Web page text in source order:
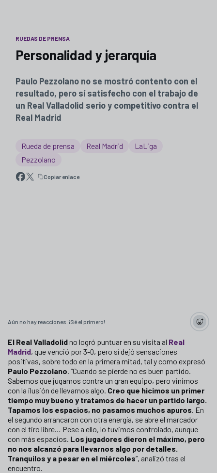
RUEDAS DE PRENSA
Personalidad y jerarquía
Paulo Pezzolano no se mostró contento con el
resultado, pero sí satisfecho con el trabajo de
un Real Valladolid serio y competitivo contra el
Real Madrid
Rueda de prensa Real Madrid
LaLiga
Pezzolano
Copiar enlace
Aún no hay reacciones. ¡Sé el primero!
El Real Valladolidno logró puntuar en su visita al Real
Madrid, que venció por 3-0, pero sí dejó sensaciones
positivas, sobre todo en la primera mitad, tal y como expresó
Paulo Pezzolano. “Cuando se pierde no es buen partido.
Sabemos que jugamos contra un gran equipo, pero vinimos
con la ilusión de llevarnos algo. Creo que hicimos un primer
tiempo muy bueno y tratamos de hacer un partido largo.
Tapamos los espacios, no pasamos muchos apuros. En
el segundo arrancaron con otra energía, se abre el marcador
con el tiro libre… Pese a ello, lo tuvimos controlado, aunque
con más espacios. Los jugadores dieron el máximo, pero
no nos alcanzó para llevarnos algo por detalles.
Tranquilos y a pesar en el miércoles”, analizó tras el
encuentro.